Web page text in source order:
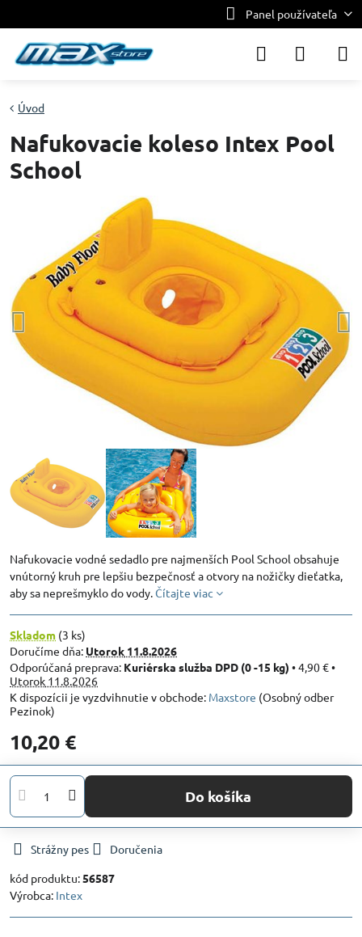
Panel používateľa
Úvod
Nafukovacie koleso Intex Pool
School
Nafukovacie vodné sedadlo pre najmenších Pool School obsahuje
vnútorný kruh pre lepšiu bezpečnosť a otvory na nožičky dieťatka,
aby sa neprešmyklo do vody.Čítajte viac
Skladom (3 ks)
Doručíme dňa: Utorok 11.8.2026
Kuriérska služba DPD (0 -15 kg) •4,90 €•
Utorok 11.8.2026
Maxstore (Osobný odber
Pezinok)
10,20 €
Do košíka
Strážny pes
Doručenia
kód produktu:56587
Výrobca: Intex